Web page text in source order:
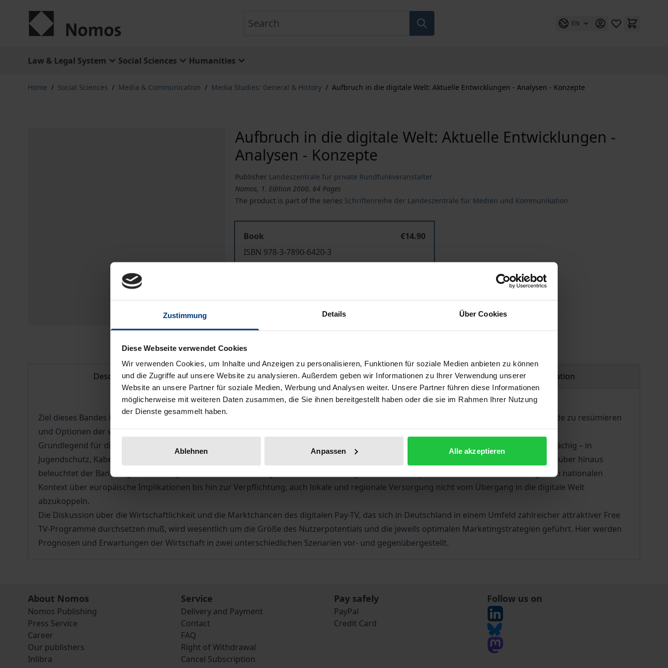
Zustimmung Details Über Cookies
Diese Webseite verwendet Cookies
Wir verwenden Cookies, um Inhalte und Anzeigen zu personalisieren, Funktionen für soziale Medien anbieten zu können
und die Zugriffe auf unsere Website zu analysieren. Außerdem geben wir Informationen zu Ihrer Verwendung unserer
Website an unsere Partner für soziale Medien, Werbung und Analysen weiter. Unsere Partner führen diese Informationen
möglicherweise mit weiteren Daten zusammen, die Sie ihnen bereitgestellt haben oder die sie im Rahmen Ihrer Nutzung
der Dienste gesammelt haben.
Ablehnen Anpassen Alle akzeptieren
EN
Law & Legal System Social Sciences Humanities
Home / Social Sciences / Media & Communication / Media Studies: General & History / Aufbruch in die digitale Welt: Aktuelle Entwicklungen - Analysen - Konzepte
Aufbruch in die digitale Welt: Aktuelle Entwicklungen -
Analysen - Konzepte
Publisher Landeszentrale für private Rundfunkveranstalter
Nomos, 1. Edition 2000, 64 Pages
The product is part of the series Schriftenreihe der Landeszentrale für Medien und Kommunikation
Book
€14.90
ISBN 978-3-7890-6420-3
Add to Wish List
Delivery cost notice
Description Bibliographical data Product safety information
Ziel dieses Bandes ist es, rechtliche und ökonomische Existenzbedingungen des digitalen Fernsehens in Deutschland zur Jahrtausendwende zu resümieren
und Optionen der weiteren Entwicklung vorzustellen.
Grundlegend für die Diskussion ist zunächst der im April 2000 in Kraft getretene 4. Rundfunkänderungsstaatsvertrag, der erstmals breitflächig – in
Jugendschutz, Kabelverbreitung und digitalen Zugangsmöglichkeiten – wesentliche Grundbedingungen digitalen Fernsehens festlegt. Darüber hinaus
beleuchtet der Band angesichts des globalen Ansatzes von digitalem Fernsehen die gesamte Themenpalette, von Konzentrationsfragen im nationalen
Kontext über europäische Implikationen bis hin zur Verpflichtung, auch lokale und regionale Versorgung nicht vom Übergang in die digitale Welt
abzukoppeln.
Die Diskussion über die Wirtschaftlichkeit und die Marktchancen des digitalen Pay-TV, das sich in Deutschland in einem Umfeld zahlreicher attraktiver Free
TV-Programme durchsetzen muß, wird wesentlich um die Größe des Nutzerpotentials und die jeweils optimalen Marketingstrategien geführt. Hier werden
Prognosen und Erwartungen der Wirtschaft in zwei unterschiedlichen Szenarien vor- und gegenübergestellt.
About Nomos
Nomos Publishing
Press Service
Career
Our publishers
Inlibra
Service
Delivery and Payment
Contact
FAQ
Right of Withdrawal
Cancel Subscription
Pay safely
PayPal
Credit Card
Follow us on